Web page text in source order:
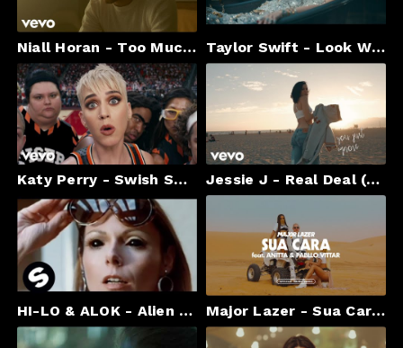
Niall Horan - Too Much To Ask (Official) Taylor Swift - Look What You Made Me Do
Katy Perry - Swish Swish (Official) ft. Nicki Minaj Jessie J - Real Deal (Lyric Video)
HI-LO & ALOK - Alien Technology (Official Music Video) Major Lazer - Sua Cara (feat. Anitta & Pabllo Vittar) (Official Music Video)